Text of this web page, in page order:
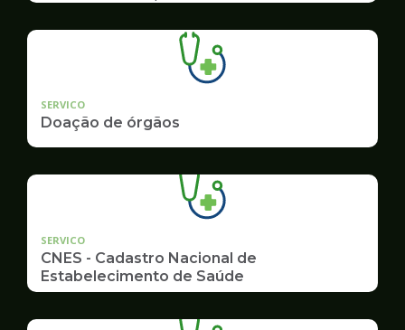
SERVICO
Doação de órgãos
SERVICO
CNES - Cadastro Nacional de
Estabelecimento de Saúde